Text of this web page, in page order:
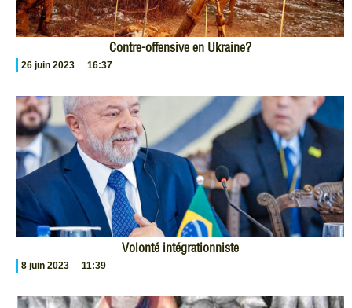
Contre-offensive en Ukraine?
26 juin 2023 16:37
Volonté intégrationniste
8 juin 2023 11:39